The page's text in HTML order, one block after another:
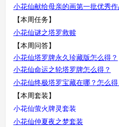
小花仙献给母亲的画第一批优秀
【本周任务】
小花仙谜之塔罗救赎
【本周问答】
小花仙塔罗牌永久珍藏版怎么得？
小花仙命运之轮塔罗牌怎么得？
小花仙终极塔罗宝藏在哪？怎么得
【本周套装】
小花仙萤火牌灵套装
小花仙仲夏夜之梦套装